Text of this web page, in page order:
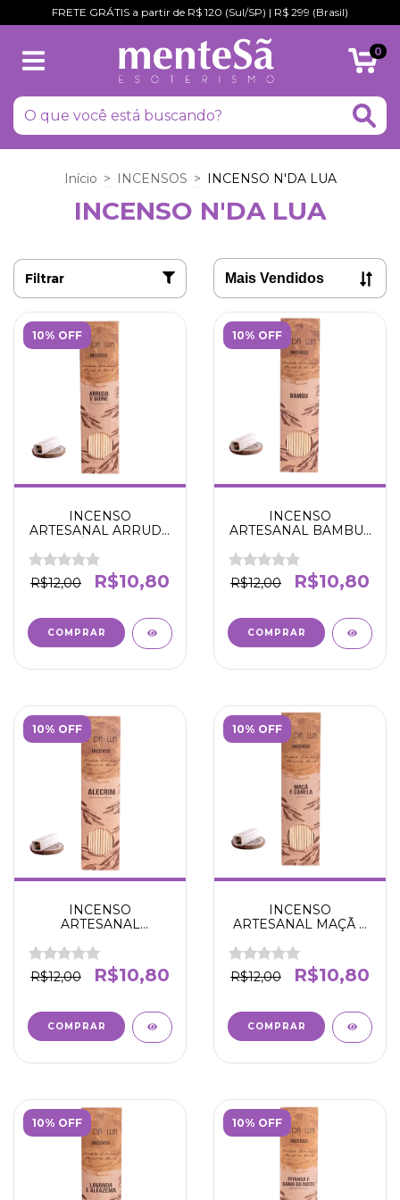
FRETE GRÁTIS a partir de R$ 120 (Sul/SP) | R$ 299 (Brasil)
0
Início > INCENSOS > INCENSO N'DA LUA
INCENSO N'DA LUA
Filtrar
10% OFF
INCENSO
ARTESANAL ARRUDA
AFASTA ENERGIA
NEGATIVA - N' DA
LUA
R$12,00 R$10,80
10% OFF
INCENSO
ARTESANAL BAMBU -
SORTE -N' DA LUA
R$12,00
R$10,80
10% OFF
INCENSO
ARTESANAL
CRIATIVIDADE E
ATENÇÃO -N' DA LUA
R$12,00 R$10,80
10% OFF
INCENSO
ARTESANAL MAÇÃ E
AFETO E
RELACIONAMENTOS
- N' DA LUA
R$12,00 R$10,80
10% OFF 10% OFF